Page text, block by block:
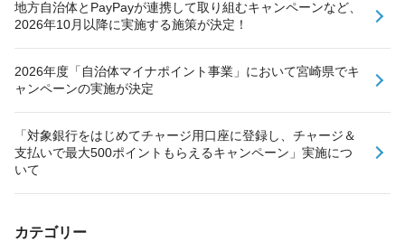
地方自治体とPayPayが連携して取り組むキャンペーンなど、
2026年10月以降に実施する施策が決定！
2026年度「自治体マイナポイント事業」において宮崎県でキ
ャンペーンの実施が決定
「対象銀行をはじめてチャージ用口座に登録し、チャージ＆
支払いで最大500ポイントもらえるキャンペーン」実施につ
いて
カテゴリー